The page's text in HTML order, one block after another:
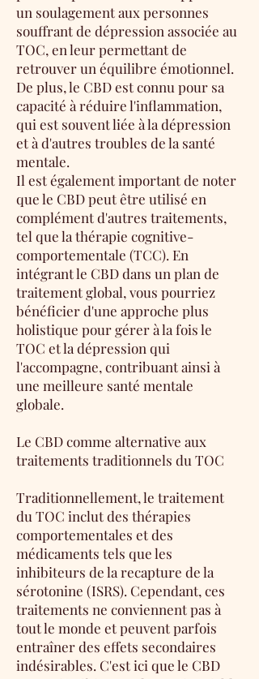
un soulagement aux personnes
souffrant de dépression associée au
TOC, en leur permettant de
retrouver un équilibre émotionnel.
De plus, le CBD est connu pour sa
capacité à réduire l'inflammation,
qui est souvent liée à la dépression
et à d'autres troubles de la santé
mentale.
Il est également important de noter
que le CBD peut être utilisé en
complément d'autres traitements,
tel que la thérapie cognitive-
comportementale (TCC). En
intégrant le CBD dans un plan de
traitement global, vous pourriez
bénéficier d'une approche plus
holistique pour gérer à la fois le
TOC et la dépression qui
l'accompagne, contribuant ainsi à
une meilleure santé mentale
globale.
Le CBD comme alternative aux
traitements traditionnels du TOC
Traditionnellement, le traitement
du TOC inclut des thérapies
comportementales et des
médicaments tels que les
inhibiteurs de la recapture de la
sérotonine (ISRS). Cependant, ces
traitements ne conviennent pas à
tout le monde et peuvent parfois
entraîner des effets secondaires
indésirables. C'est ici que le CBD